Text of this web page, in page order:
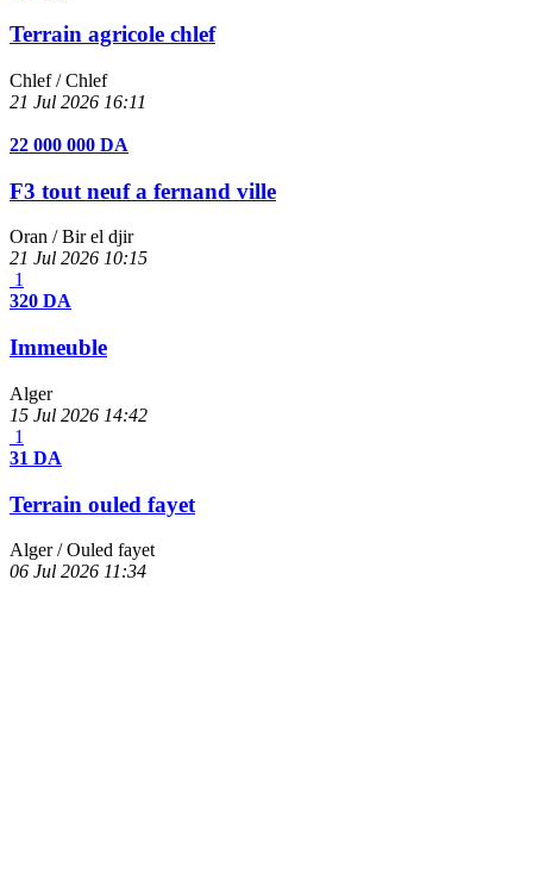
Terrain agricole chlef
Chlef/ Chlef
21 Jul 2026 16:11
22 000 000 DA
F3 tout neuf a fernand ville
Oran / Bir el djir
21 Jul 2026 10:15
1
320 DA
Immeuble
Alger
15 Jul 2026 14:42
1
31 DA
Terrain ouled fayet
Alger/ Ouled fayet
06 Jul 2026 11:34